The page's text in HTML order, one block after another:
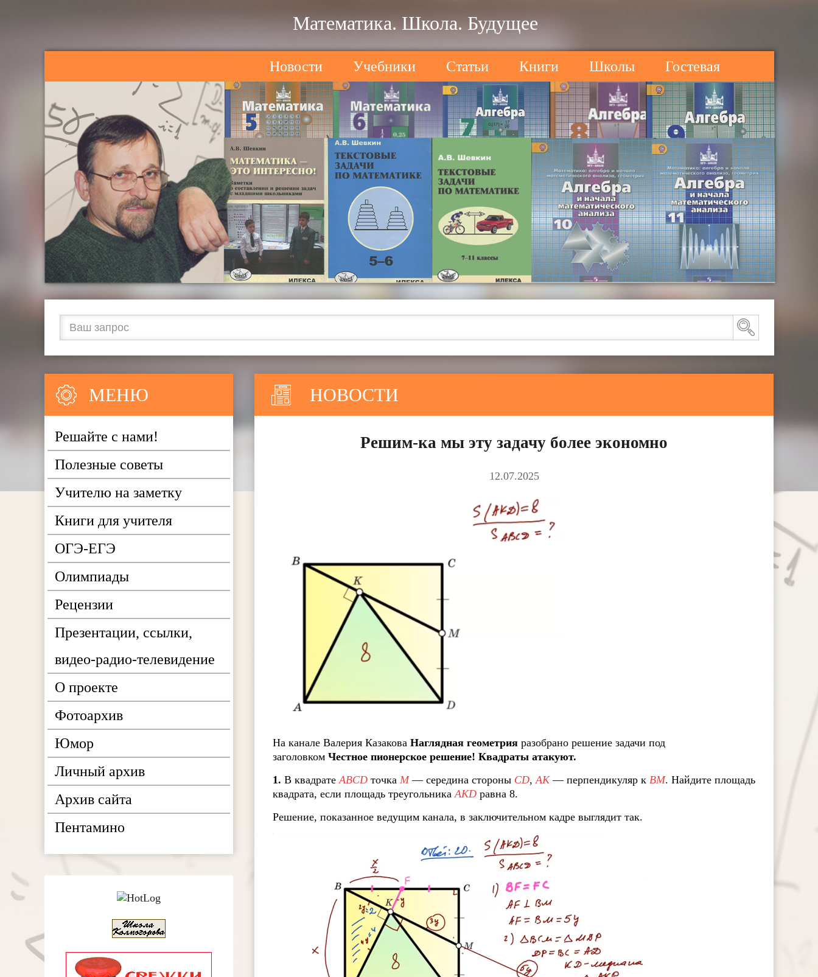
Математика. Школа. Будущее
Новости Учебники Статьи Книги Школы Гостевая
НОВОСТИ
Решим-ка мы эту задачу более экономно
12.07.2025
На канале Валерия КазаковаНаглядная геометрия разобрано решение задачи под
заголовкомЧестное пионерское решение! Квадраты атакуют.
1. В квадратеABCD точка M— середина стороны CD,AK— перпендикуляр к BM. Найдите площадь
квадрата, если площадь треугольникаAKDравна 8.
Решение, показанное ведущим канала, в заключительном кадре выглядит так.
МЕНЮ
Решайте с нами!
Полезные советы
Учителю на заметку
Книги для учителя
ОГЭ-ЕГЭ
Олимпиады
Рецензии
Презентации, ссылки,
видео-радио-телевидение
О проекте
Фотоархив
Юмор
Личный архив
Архив сайта
Пентамино